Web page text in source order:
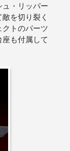
・リッパー
を切り裂く
トのパーツ
も付属して